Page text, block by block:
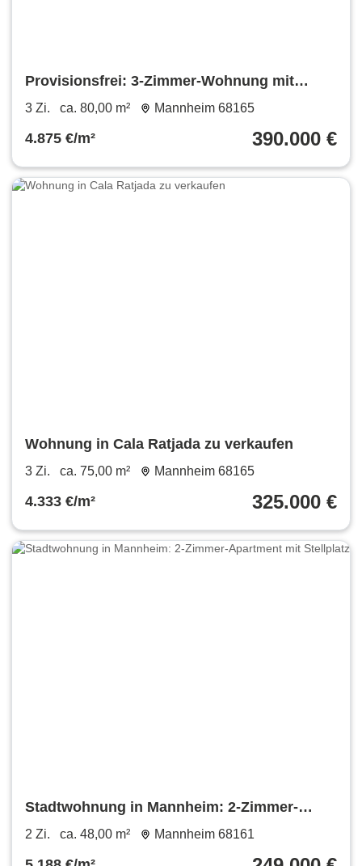
Provisionsfrei: 3-Zimmer-Wohnung mit
großer Terrasse
3 Zi. ca. 80,00 m² Mannheim 68165
4.875 €/m² 390.000 €
Wohnung in Cala Ratjada zu verkaufen
3 Zi. ca. 75,00 m² Mannheim 68165
4.333 €/m² 325.000 €
Stadtwohnung in Mannheim: 2-Zimmer-
Apartment mit Stellplatz
2 Zi. ca. 48,00 m² Mannheim 68161